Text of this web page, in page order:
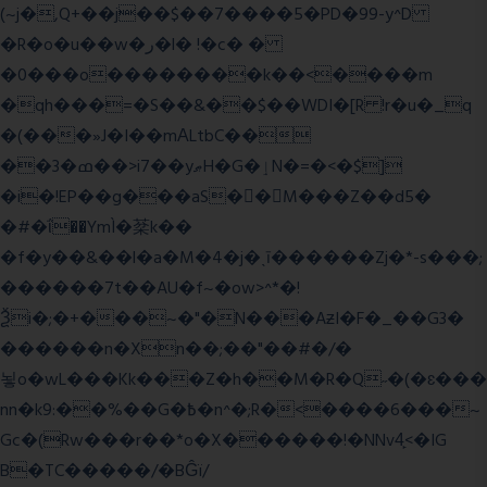
(~j�,Q+��j��$��7����5�PD�99-y^D
�R�o�u��w�ر�l� !�c� �
�0���o��������k��<����m
�qh���=�S��&��$��WDI�[R !r�u�_q
�(���»J�I��mΑLtbC��
��3�ߘ��>i7��yޠH�G�ٳN�=�<�$]
�i�!EP��g���aS��M���Z��d5�
�#�ΐ��YmÌ�棻k��
�f�y��&��l�a�M�4�j�ˎī������Zj�*-s���;
������7t� �AU�f~�ow>^*�!
Ѯi�;�+���~�"�N���AƶI�F�_��G3�
������n�Xn��;��"��#�/�
뇧o�wL���Kk���Z�h��M�R�Q˶�(�ɛ���
nn�k9:��%��G�߿�n^�;R�<����6���~
Gc�(Rw���r��*o�X������!�NNv4̙<�IG
B�TC�����/�BĜï/